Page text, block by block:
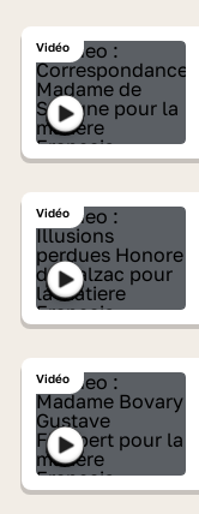
Vidéo
Vidéo
Vidéo